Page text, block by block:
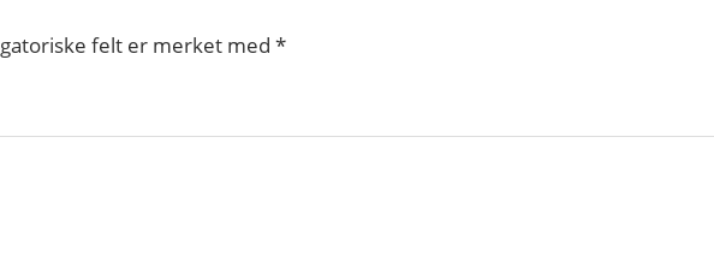
felt er merket med *